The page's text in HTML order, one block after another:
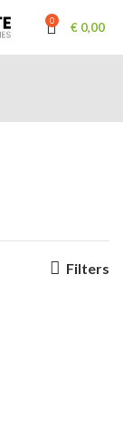
0 € 0,00
Filters